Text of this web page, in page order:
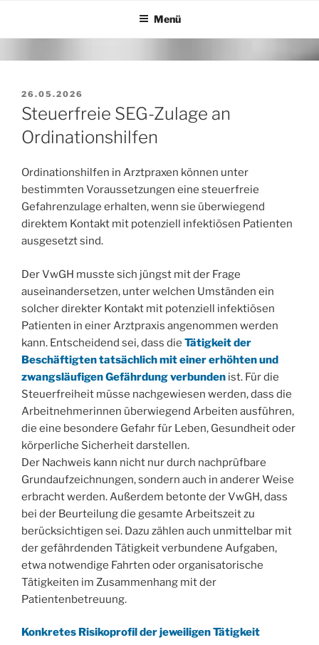
springen
Menü
VERÖFFENTLICHT
AM
26.05.2026
Steuerfreie SEG-Zulage an
Ordinationshilfen
Ordinationshilfen in Arztpraxen können unter
bestimmten Voraussetzungen eine steuerfreie
Gefahrenzulage erhalten, wenn sie überwiegend
direktem Kontakt mit potenziell infektiösen Patienten
ausgesetzt sind.
Der VwGH musste sich jüngst mit der Frage
auseinandersetzen, unter welchen Umständen ein
solcher direkter Kontakt mit potenziell infektiösen
Patienten in einer Arztpraxis angenommen werden
kann. Entscheidend sei, dass die Tätigkeit der
Beschäftigten tatsächlich mit einer erhöhten und
zwangsläufigen Gefährdung verbunden ist. Für die
Steuerfreiheit müsse nachgewiesen werden, dass die
Arbeitnehmerinnen überwiegend Arbeiten ausführen,
die eine besondere Gefahr für Leben, Gesundheit oder
körperliche Sicherheit darstellen.
Der Nachweis kann nicht nur durch nachprüfbare
Grundaufzeichnungen, sondern auch in anderer Weise
erbracht werden. Außerdem betonte der VwGH, dass
bei der Beurteilung die gesamte Arbeitszeit zu
berücksichtigen sei. Dazu zählen auch unmittelbar mit
der gefährdenden Tätigkeit verbundene Aufgaben,
etwa notwendige Fahrten oder organisatorische
Tätigkeiten im Zusammenhang mit der
Patientenbetreuung.
Konkretes Risikoprofil der jeweiligen Tätigkeit